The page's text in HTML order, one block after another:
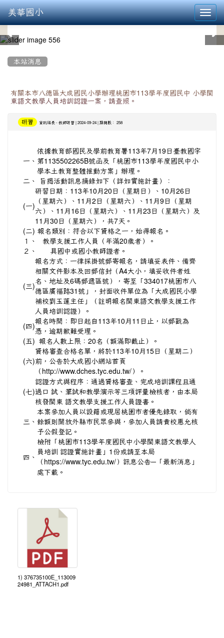
美華國小
本站消息
有關本市八德區大成國民小學辦理桃園市113學年度國民中 小學閩
東語文教學人員培訓認證一案，請查照。
研習 資訊組長 - 教師研習 | 2024-09-24 | 點閱數： 258
一、
依據教育部國民及學前教育署113年7月19日臺教國字
第1135502265B號函及「桃園市113學年度國民中小
學本土教育整體推動方案」辦理。
二、
旨揭活動訊息摘錄如下（詳如實施計畫）：
(一)
研習日期：113年10月20日（星期日）、10月26日
（星期六）、11月2日（星期六）、11月9日（星期
六）、11月16日（星期六）、11月23日（星期六）及
11月30日（星期六），共7天。
(二) 報名類別：符合以下資格之一，始得報名。
１、
教學支援工作人員（年滿20歲者）。
２、
具國中或國小教師證者。
(三)
報名方式：一律採掛號郵寄報名，請填妥表件、備齊
相關文件影本及回郵信封（A4大小，填妥收件者姓
名、地址及6碼郵遞區號），寄至「334017桃園市八
德區廣福路31號」，封面收件單位為「大成國民小學
補校劉玉蓮主任」（註明報名閩東語文教學支援工作
人員培訓認證）。
(四)報名時間：即日起自113年10月11日止，以郵戳為
憑，逾期歉難受理。
(五) 報名人數上限：20名（額滿即截止）。
(六)
資格審查合格名單，將於113年10月15日（星期二）
前，公告於大成國小網站首頁
（ http://www.dches.tyc.edu.tw/）。
(七)
認證方式與程序：通過資格審查、完成培訓課程且通
過口 試、筆試和教學演示等三項評量檢核者，由本局
核發閩東 語文教學支援工作人員證書。
三、
本案參加人員以設籍或現居桃園市者優先錄取，倘有
餘額則開放外縣市民眾參與，參加人員請貴校惠允核
予公假登記。
四、
檢附「桃園市113學年度國民中小學閩東語文教學人
員培訓 認證實施計畫」1份或請至本局
（ https://www.tyc.edu.tw/）訊息公告─「最新消息」
處下載。
1) 376735100E_113009
24981_ATTACH1.pdf